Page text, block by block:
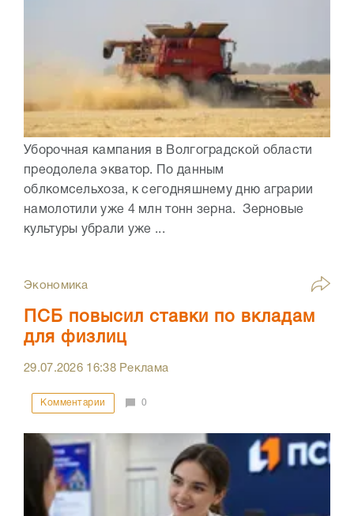
Уборочная кампания в Волгоградской области
преодолела экватор. По данным
облкомсельхоза, к сегодняшнему дню аграрии
намолотили уже 4 млн тонн зерна. Зерновые
культуры убрали уже ...
Экономика
ПСБ повысил ставки по вкладам
для физлиц
29.07.2026 16:38Реклама
Комментарии 0